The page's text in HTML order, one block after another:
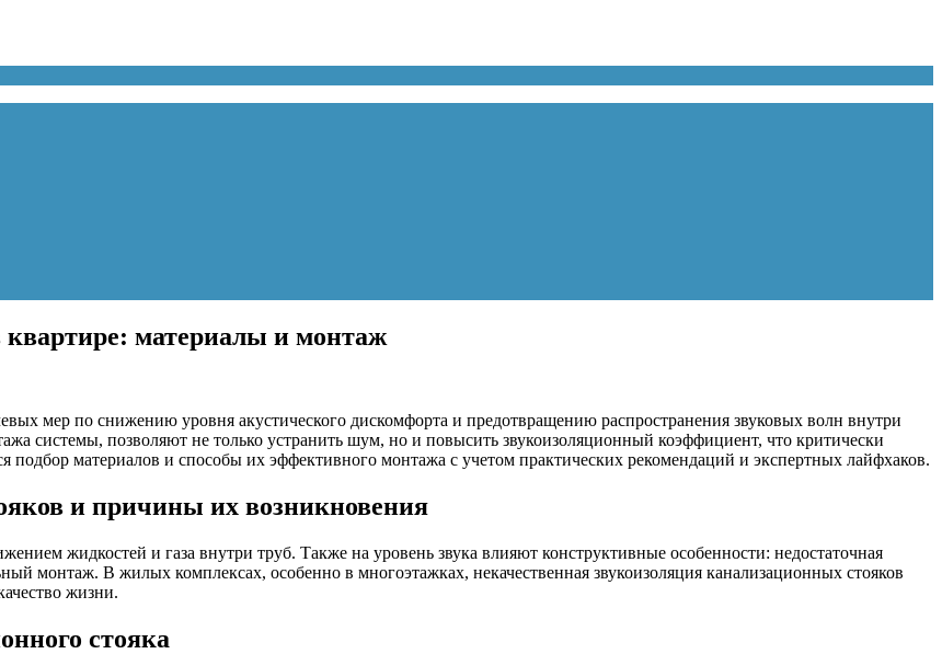
материалы и монтаж
мер по снижению уровня акустического дискомфорта и предотвращению распространения звуковых волн внутри
системы, позволяют не только устранить шум, но и повысить звукоизоляционный коэффициент, что критически
подбор материалов и способы их эффективного монтажа с учетом практических рекомендаций и экспертных лайфхаков.
и причины их возникновения
жидкостей и газа внутри труб. Также на уровень звука влияют конструктивные особенности: недостаточная
монтаж. В жилых комплексах, особенно в многоэтажках, некачественная звукоизоляция канализационных стояков
жизни.
стояка